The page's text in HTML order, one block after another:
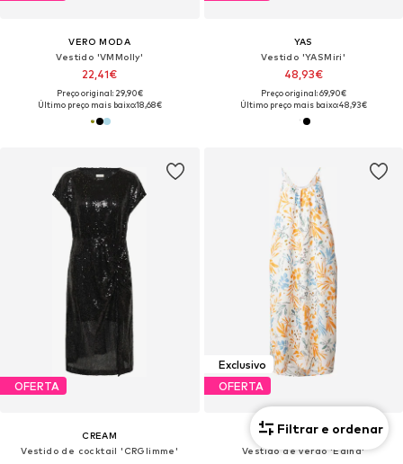
VERO MODA
Vestido 'VMMolly'
22,41€
Preço original: 29,90€
Último preço mais baixo:18,68€
YAS
Vestido 'YASMiri'
48,93€
Preço original: 69,90€
Último preço mais baixo:48,93€
OFERTA
CREAM
Vestido de cocktail 'CRGlimme'
Exclusivo
OFERTA
ABOUT YOU
Vestido de verão 'Edina'
Filtrar e ordenar